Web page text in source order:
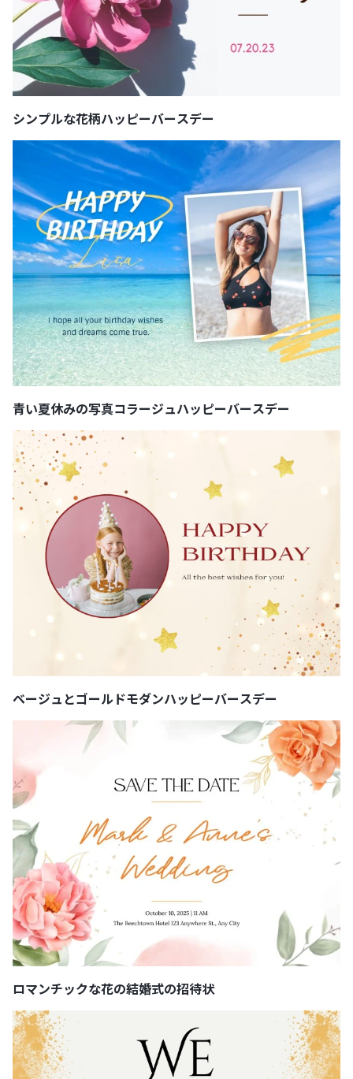
シンプルな花柄ハッピーバースデー
青い夏休みの写真コラージュハッピーバースデー
ベージュとゴールドモダンハッピーバースデー
ロマンチックな花の結婚式の招待状